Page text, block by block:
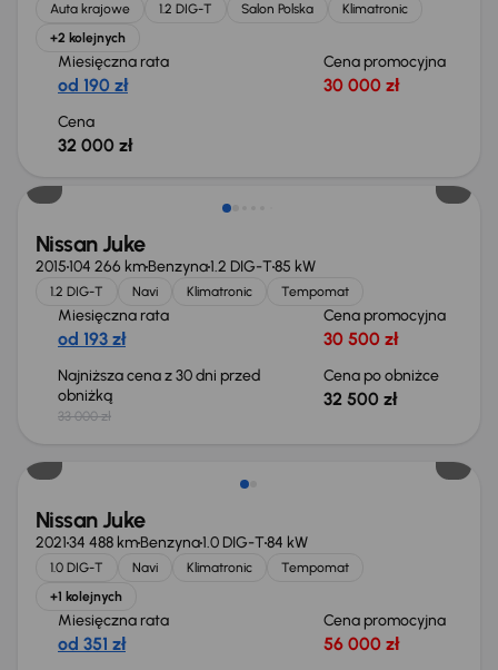
Auta krajowe 1.2 DIG-T Salon Polska
Klimatronic
+2 kolejnych
Miesięczna rata
od 190 zł
Cena promocyjna
30 000 zł
Cena
32 000 zł
Nissan Juke
2015104 266 kmBenzyna1.2 DIG-T85 kW
1.2 DIG-T Navi Klimatronic Tempomat
Miesięczna rata
od 193 zł
Cena promocyjna
30 500 zł
Najniższa cena z 30 dni przed
obniżką
33 000 zł
Cena po obniżce
32 500 zł
Nissan Juke
202134 488 kmBenzyna1.0 DIG-T84 kW
1.0 DIG-T Navi Klimatronic
Tempomat
+1 kolejnych
Miesięczna rata
od 351 zł
Cena promocyjna
56 000 zł